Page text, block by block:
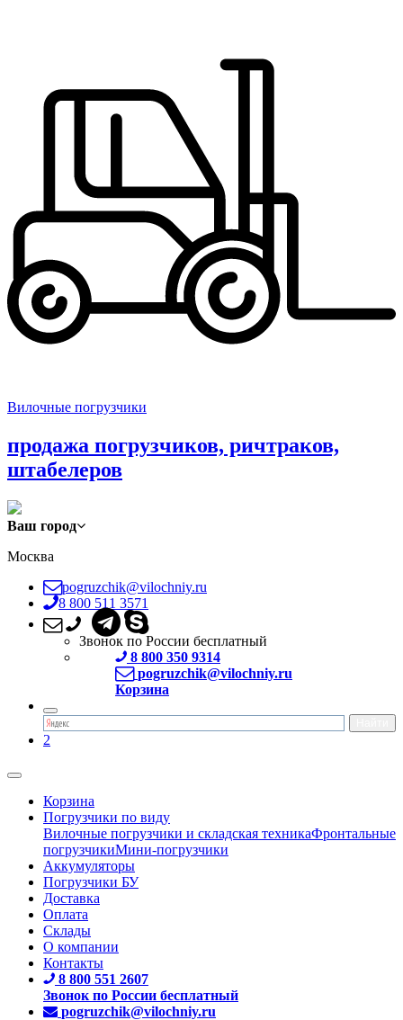
Вилочные погрузчики
продажа погрузчиков, ричтраков,
штабелеров
Ваш город
Москва
pogruzchik@vilochniy.ru
8 800 511 3571
Звонок по России бесплатный
8 800 350 9314
pogruzchik@vilochniy.ru
Корзина
2
Корзина
Погрузчики по виду
Вилочные погрузчики и складская техникаФронтальные
погрузчикиМини-погрузчики
Аккумуляторы
Погрузчики БУ
Доставка
Оплата
Склады
О компании
Контакты
8 800 551 2607
Звонок по России бесплатный
pogruzchik@vilochniy.ru